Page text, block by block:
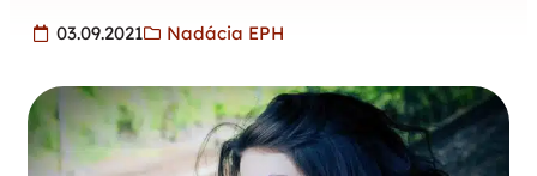
03.09.2021 Nadácia EPH